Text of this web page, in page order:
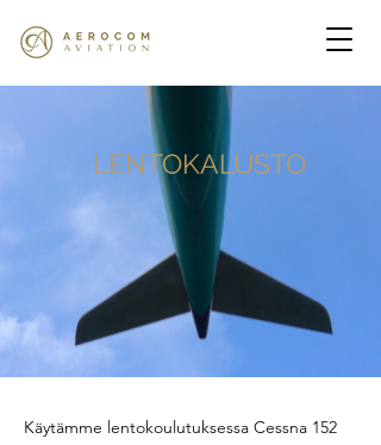
LENTOKALUSTO
Käytämme lentokoulutuksessa Cessna 152